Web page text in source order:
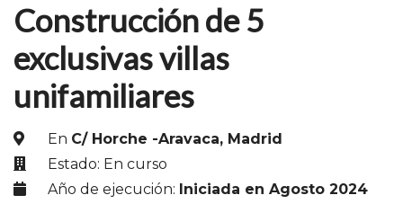
Construcción de 5
exclusivas villas
unifamiliares
En C/ Horche -Aravaca, Madrid
Estado: En curso
Año de ejecución: Iniciada en Agosto 2024